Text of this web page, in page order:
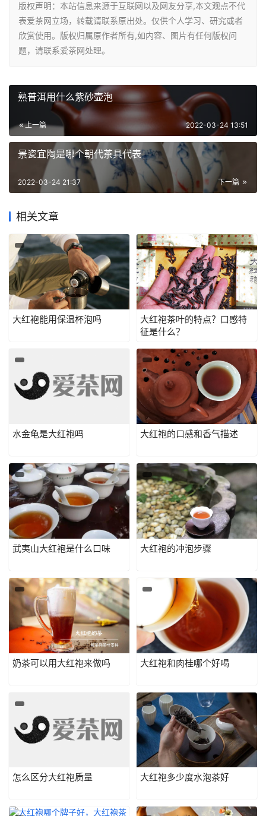
版权声明：本站信息来源于互联网以及网友分享,本文观点不代
表爱茶网立场，转载请联系原出处。仅供个人学习、研究或者
欣赏使用。版权归属原作者所有,如内容、图片有任何版权问
题，请联系爱茶网处理。
熟普洱用什么紫砂壶泡
上一篇 2022-03-24 13:51
景瓷宜陶是哪个朝代茶具代表
下一篇
2022-03-24 21:37
相关文章
大红袍能用保温杯泡吗
大红袍茶叶的特点？口感特
征是什么？
水金龟是大红袍吗 大红袍的口感和香气描述
武夷山大红袍是什么口味 大红袍的冲泡步骤
奶茶可以用大红袍来做吗 大红袍和肉桂哪个好喝
怎么区分大红袍质量 大红袍多少度水泡茶好